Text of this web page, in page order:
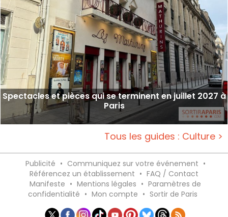
Spectacles et pièces qui se terminent en juillet 2027 à
Paris
Tous les guides : Culture >
Publicité • Communiquez sur votre événement •
Référencez un établissement • FAQ / Contact
Manifeste • Mentions légales • Paramètres de
confidentialité • Mon compte • Sortir de Paris